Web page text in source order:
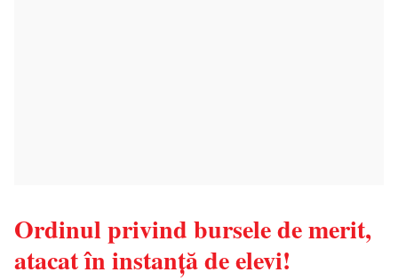
Ordinul privind bursele de merit,
atacat în instanţă de elevi!